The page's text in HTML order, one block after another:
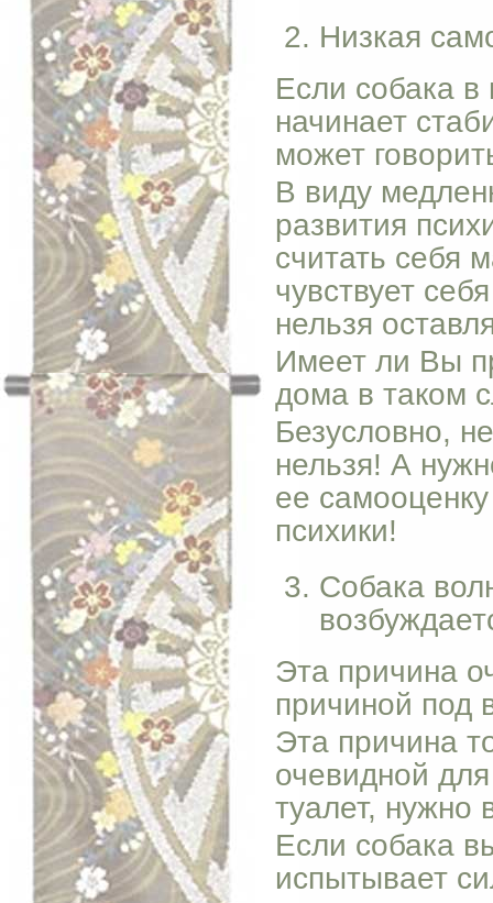
Низкая
Если собака в
начинает
может
В виду
развития
считать себя
чувствует
нельзя
Имеет ли Вы
дома в таком
Безусловно,
нельзя! А
ее
психики!
Собака
Эта причина
причиной под
Эта причина
очевидной
туалет, нужно
Если собака
испытывает